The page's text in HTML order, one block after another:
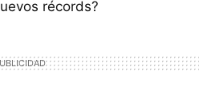
récords?